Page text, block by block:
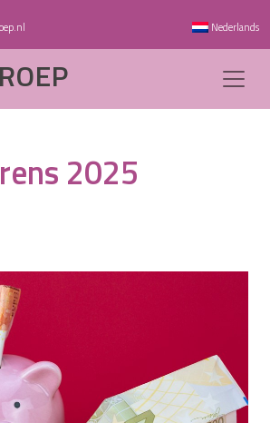
Nederlands
2025